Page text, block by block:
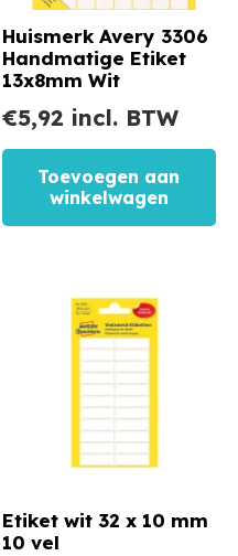
Huismerk Avery 3306
Handmatige Etiket
13x8mm Wit
€5,92 incl. BTW
Toevoegen aan
winkelwagen
Etiket wit 32 x 10 mm
10 vel